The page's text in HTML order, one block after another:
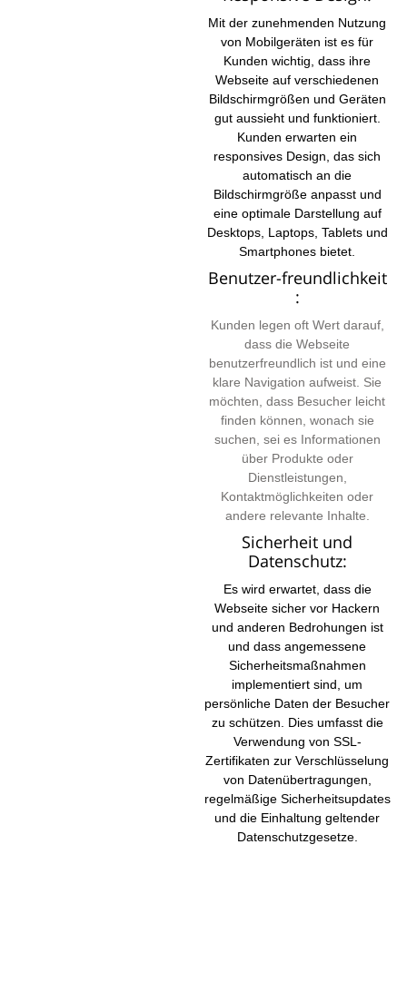
Mit der zunehmenden Nutzung
von Mobilgeräten ist es für
Kunden wichtig, dass ihre
Webseite auf verschiedenen
Bildschirmgrößen und Geräten
gut aussieht und funktioniert.
Kunden erwarten ein
responsives Design, das sich
automatisch an die
Bildschirmgröße anpasst und
eine optimale Darstellung auf
Desktops, Laptops, Tablets und
Smartphones bietet.
Benutzer-freundlichkeit
:
Kunden legen oft Wert darauf,
dass die Webseite
benutzerfreundlich ist und eine
klare Navigation aufweist. Sie
möchten, dass Besucher leicht
finden können, wonach sie
suchen, sei es Informationen
über Produkte oder
Dienstleistungen,
Kontaktmöglichkeiten oder
andere relevante Inhalte.
Sicherheit und
Datenschutz:
Es wird erwartet, dass die
Webseite sicher vor Hackern
und anderen Bedrohungen ist
und dass angemessene
Sicherheitsmaßnahmen
implementiert sind, um
persönliche Daten der Besucher
zu schützen. Dies umfasst die
Verwendung von SSL-
Zertifikaten zur Verschlüsselung
von Datenübertragungen,
regelmäßige Sicherheitsupdates
und die Einhaltung geltender
Datenschutzgesetze.